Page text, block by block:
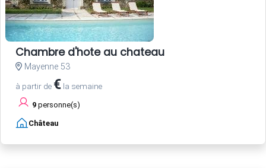
Chambre d'hote au chateau
Mayenne 53
à partir de € la semaine
9 personne(s)
Château